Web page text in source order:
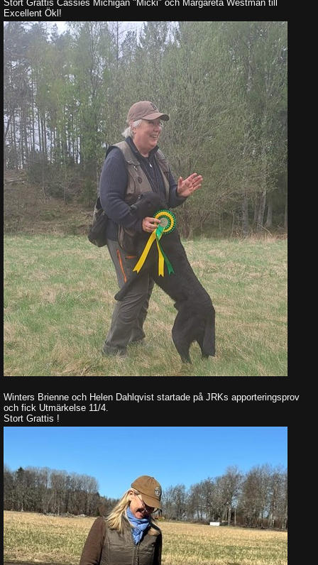
Stort Grattis Cassies Michigan "Micki" och Margareta Westman till
Excellent Ökl!
Winters Brienne och Helen Dahlqvist startade på JRKs apporteringsprov
och fick Utmärkelse 11/4.
Stort Grattis !